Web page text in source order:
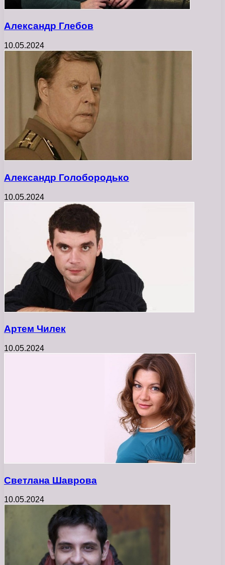
Александр Глебов
10.05.2024
Александр Голобородько
10.05.2024
Артем Чилек
10.05.2024
Светлана Шаврова
10.05.2024